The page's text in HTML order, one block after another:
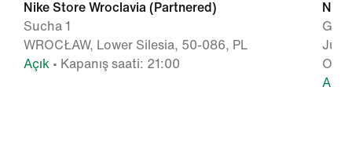
Nike Store Wroclavia (Partnered)
Sucha 1
WROCŁAW, Lower Silesia, 50-086, PL
Açık • Kapanış saati: 21:00
Açık